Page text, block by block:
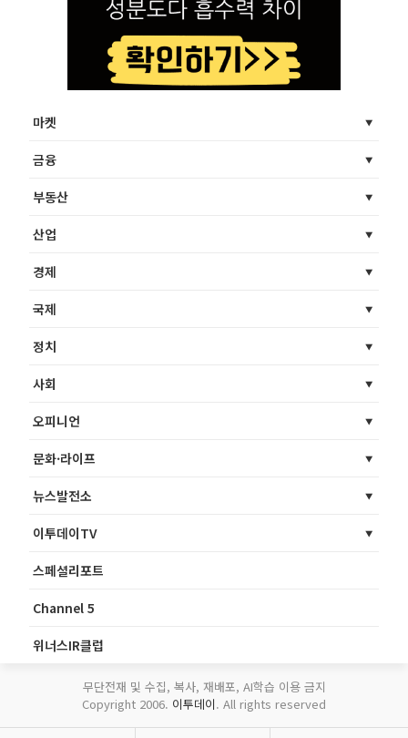
마켓
금융
부동산
산업
경제
국제
정치
사회
오피니언
문화·라이프
뉴스발전소
이투데이TV
스페셜리포트
Channel 5
위너스IR클럽
무단전재 및 수집, 복사, 재배포, AI학습 이용 금지
Copyright 2006. 이투데이. All rights reserved